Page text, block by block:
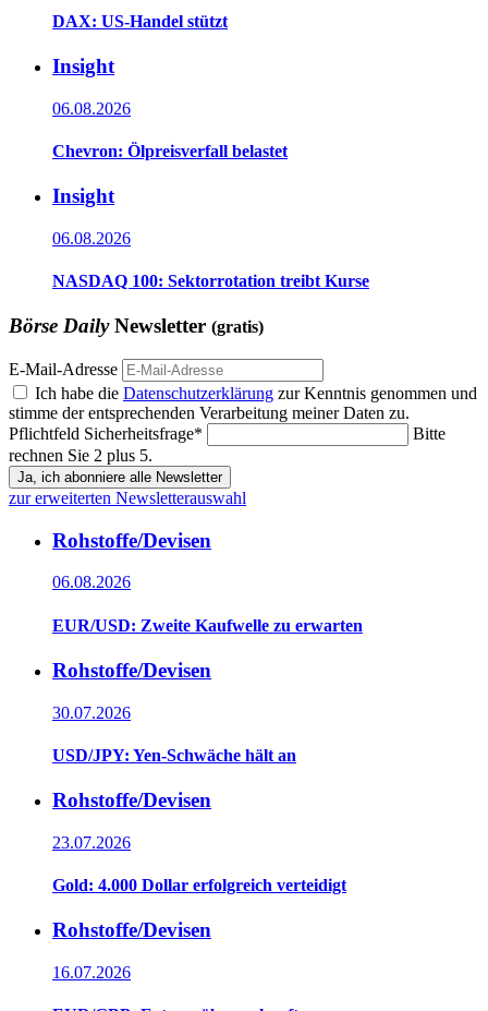
DAX: US-Handel stützt
Insight
06.08.2026
Chevron: Ölpreisverfall belastet
Insight
06.08.2026
NASDAQ 100: Sektorrotation treibt Kurse
Börse DailyNewsletter (gratis)
E-Mail-Adresse
Ich habe die Datenschutzerklärung zur Kenntnis genommen und
stimme der entsprechenden Verarbeitung meiner Daten zu.
Pflichtfeld Sicherheitsfrage*
Bitte
rechnen Sie 2 plus 5.
Ja, ich abonniere alle Newsletter
zur erweiterten Newsletterauswahl
Rohstoffe/Devisen
06.08.2026
EUR/USD: Zweite Kaufwelle zu erwarten
Rohstoffe/Devisen
30.07.2026
USD/JPY: Yen-Schwäche hält an
Rohstoffe/Devisen
23.07.2026
Gold: 4.000 Dollar erfolgreich verteidigt
Rohstoffe/Devisen
16.07.2026